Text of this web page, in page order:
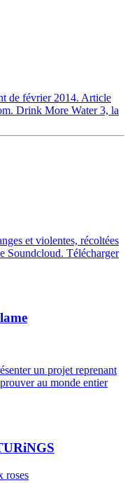
de février 2014. Article
Drink More Water 3, la
et violentes, récoltées
Soundcloud. Télécharger
un projet reprenant
au monde entier
roses